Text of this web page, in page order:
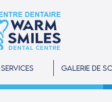
Services Galerie de